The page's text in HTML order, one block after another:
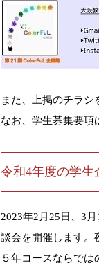
また、上掲のチラシ
なお、学生募集要項
令和4年度の学生
2023年2月25日、3
談会を開催します。
５年コースならでは